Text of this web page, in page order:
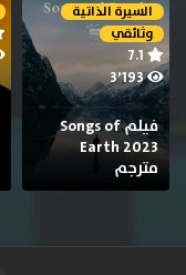
السيرة الذاتية
وثائقي
3٬193
فيلم Songs of
Earth 2023
مترجم